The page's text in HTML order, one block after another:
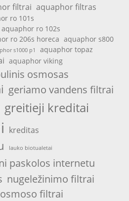
filtrai aquaphor filtras
ro 101s
aquaphor ro 102s
ro 206s horeca aquaphor s800
s1000 p1 aquaphor topaz
aquaphor viking
osmosas
geriamo vandens filtrai
greitieji kreditai
kreditas
lauko biotualetai
paskolos internetu
nugeležinimo filtrai
osmoso filtrai